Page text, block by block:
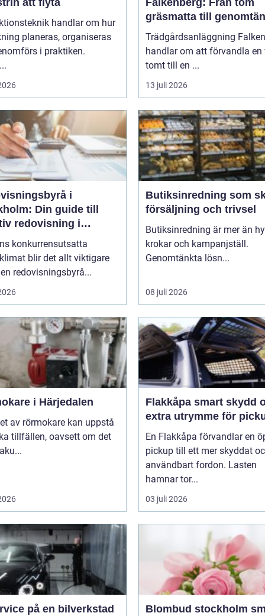
att flyta
handlar om hur
planeras, organiseras
i praktiken.
Falkenberg: Från tom
gräsmatta till
helhet
Trädgårdsanläggning
handlar om att förvandla en
tomt till en ...
13 juli 2026
i
Din guide till
redovisning i
konkurrensutsatta
blir det allt viktigare
redovisningsbyrå...
Butiksinredning som
försäljning och trivsel
Butiksinredning är mer än
krokar och kampanjställ.
Genomtänkta lösn...
08 juli 2026
i Härjedalen
av rörmokare kan uppstå
tillfällen, oavsett om det
Flakkåpa smart skydd och
extra utrymme för
En Flakkåpa förvandlar en
pickup till ett mer skyddat
användbart fordon. Lasten
hamnar tor...
03 juli 2026
på en bilverkstad
Blombud stockholm smidiga